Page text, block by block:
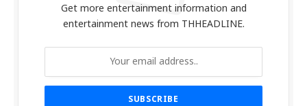
Get more entertainment information and
entertainment news from THHEADLINE.